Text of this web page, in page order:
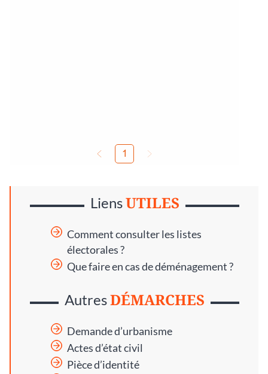
LiensUTILES
Comment consulter les listes
électorales ?
Que faire en cas de déménagement ?
AutresDÉMARCHES
Demande d’urbanisme
Actes d’état civil
Pièce d’identité